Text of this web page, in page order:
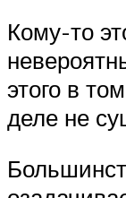
Кому-то
этого в
деле не